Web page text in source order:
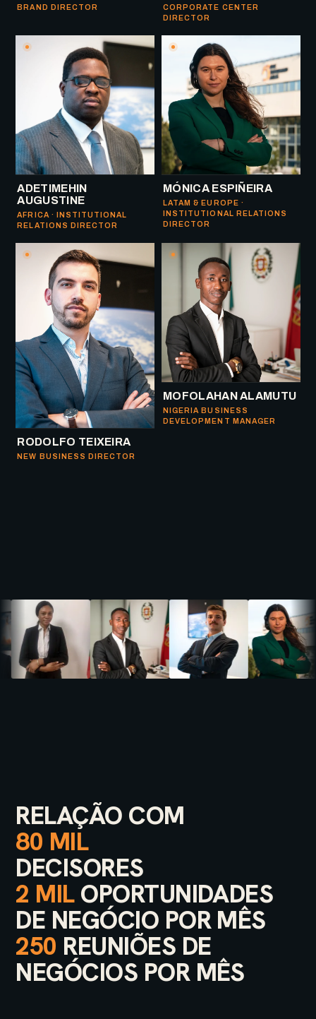
BRAND DIRECTOR
CORPORATE CENTER
DIRECTOR
ADETIMEHIN
AUGUSTINE
AFRICA · INSTITUTIONAL
RELATIONS DIRECTOR
MÓNICA ESPIÑEIRA
LATAM & EUROPE ·
INSTITUTIONAL RELATIONS
DIRECTOR
RODOLFO TEIXEIRA
NEW BUSINESS DIRECTOR
MOFOLAHAN ALAMUTU
NIGERIA BUSINESS
DEVELOPMENT MANAGER
RELAÇÃO COM
80 MIL
DECISORES
2 MILOPORTUNIDADES
DE NEGÓCIO POR MÊS
250 REUNIÕES DE
NEGÓCIOS POR MÊS